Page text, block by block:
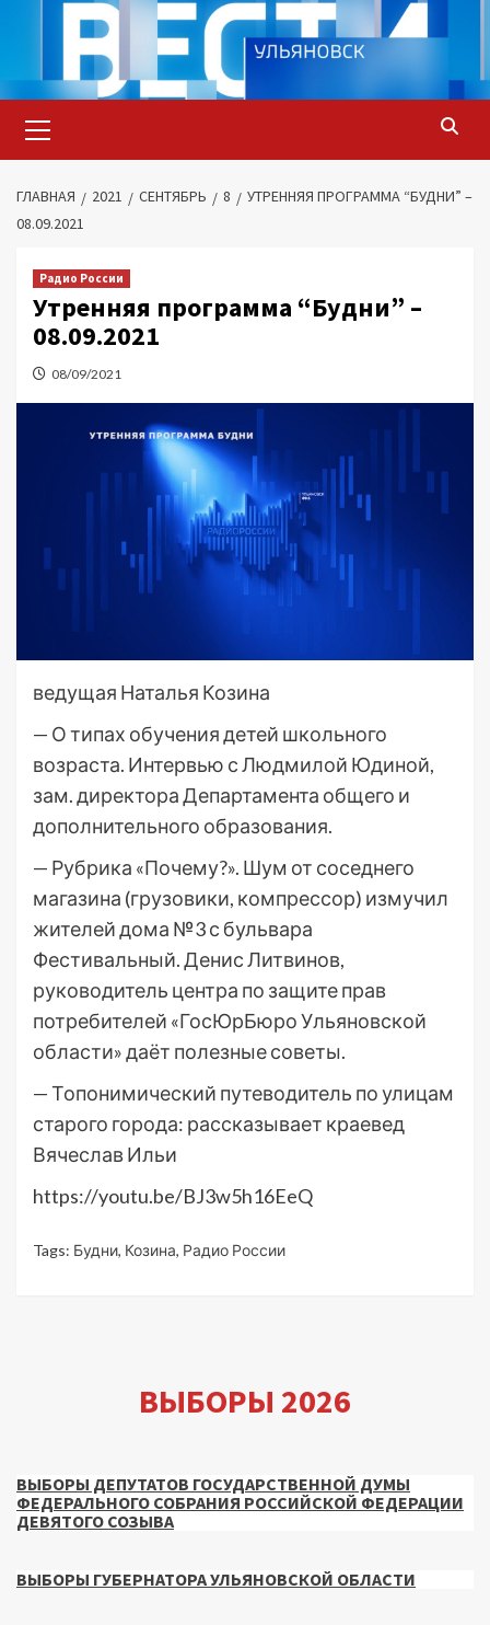
содержимому
меню
ГЛАВНАЯ 2021 СЕНТЯБРЬ 8
УТРЕННЯЯ ПРОГРАММА “БУДНИ” –
08.09.2021
Радио России
Утренняя программа “Будни” –
08.09.2021
08/09/2021
ведущая Наталья Козина
— О типах обучения детей школьного
возраста. Интервью с Людмилой Юдиной,
зам. директора Департамента общего и
дополнительного образования.
— Рубрика «Почему?». Шум от соседнего
магазина (грузовики, компрессор) измучил
жителей дома №3 с бульвара
Фестивальный. Денис Литвинов,
руководитель центра по защите прав
потребителей «ГосЮрБюро Ульяновской
области» даёт полезные советы.
— Топонимический путеводитель по улицам
старого города: рассказывает краевед
Вячеслав Ильи
https://youtu.be/BJ3w5h16EeQ
Tags: Будни, Козина, Радио России
ВЫБОРЫ 2026
ВЫБОРЫ ДЕПУТАТОВ ГОСУДАРСТВЕННОЙ ДУМЫ
ФЕДЕРАЛЬНОГО СОБРАНИЯ РОССИЙСКОЙ ФЕДЕРАЦИИ
ДЕВЯТОГО СОЗЫВА
ВЫБОРЫ ГУБЕРНАТОРА УЛЬЯНОВСКОЙ ОБЛАСТИ